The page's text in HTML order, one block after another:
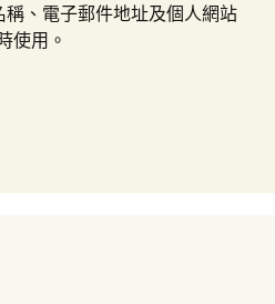
稱、電子郵件地址及個人網站
使用。